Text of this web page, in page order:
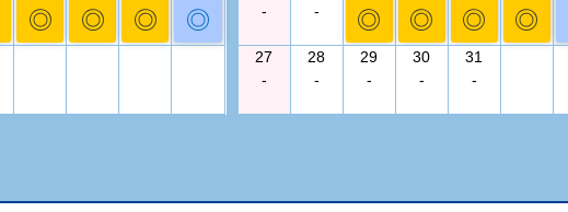
◎ ◎ ◎ ◎
-
-
◎ ◎ ◎ ◎
27
-
28
-
29
-
30
-
31
-